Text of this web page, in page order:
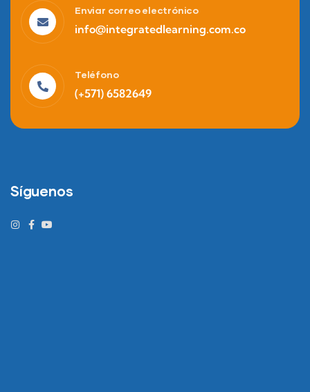
Enviar correo electrónico
info@integratedlearning.com.co
Teléfono
(+571) 6582649
Síguenos